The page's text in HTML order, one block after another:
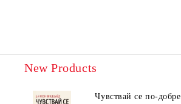
New Products
Чувствай се по-добре